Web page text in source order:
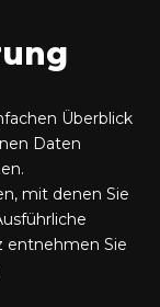
Überblick
Daten
mit denen Sie
entnehmen Sie